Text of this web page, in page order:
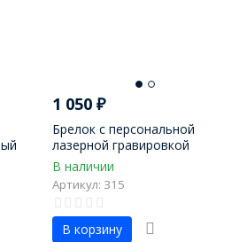
1 050₽
Брелок с персональной
лазерной гравировкой
В наличии
Артикул: 315
В корзину